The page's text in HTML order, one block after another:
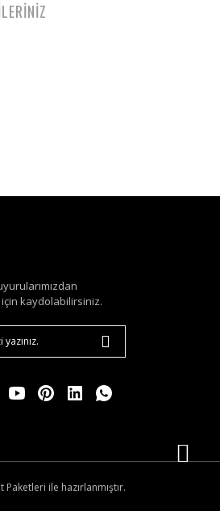
kaydolabilirsiniz.
Paketleri ile hazırlanmıştır.